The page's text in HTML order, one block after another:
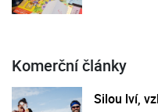
Komerční články
Silou lví,